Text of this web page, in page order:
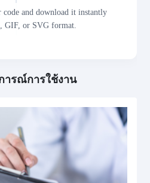
code and download it instantly
GIF, or SVG format.
ารณ์การใช้งาน